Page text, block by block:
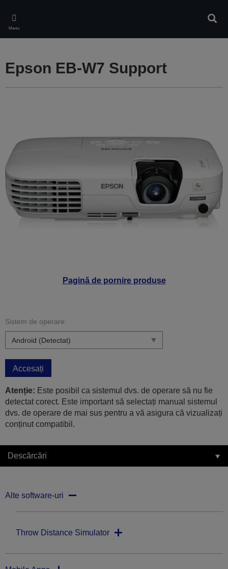
main
content
Meniu
Pagină de pornire produse
Epson EB-W7 Support
Sistem de operare:
Accesați
Atenție: Este posibil ca sistemul dvs. de operare să nu fie
detectat corect. Este important să selectați manual sistemul
dvs. de operare de mai sus pentru a vă asigura că vizualizați
conținut compatibil.
Descărcări
Alte software-uri
Throw Distance Simulator